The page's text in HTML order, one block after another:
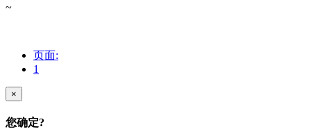
~
页面:
1
×
您确定?